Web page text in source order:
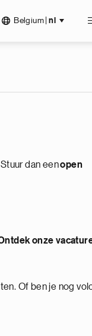
Belgium nl
dan eenopen
onze
Of ben je nog